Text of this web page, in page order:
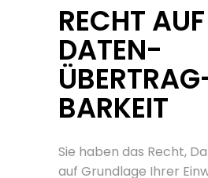
RECHT AUF
DATEN­
BARKEIT
Sie haben das Recht,
auf Grundlage Ihrer